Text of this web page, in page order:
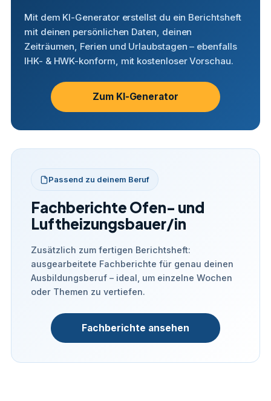
Mit dem KI-Generator erstellst du ein Berichtsheft
mit deinen persönlichen Daten, deinen
Zeiträumen, Ferien und Urlaubstagen – ebenfalls
IHK- & HWK-konform, mit kostenloser Vorschau.
Zum KI-Generator
Passend zu deinem Beruf
Fachberichte Ofen- und
Luftheizungsbauer/in
Zusätzlich zum fertigen Berichtsheft:
ausgearbeitete Fachberichte für genau deinen
Ausbildungsberuf – ideal, um einzelne Wochen
oder Themen zu vertiefen.
Fachberichte ansehen